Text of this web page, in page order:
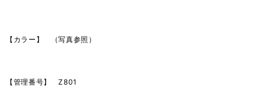
【カラー】 （写真参照）
【管理番号】 Z801